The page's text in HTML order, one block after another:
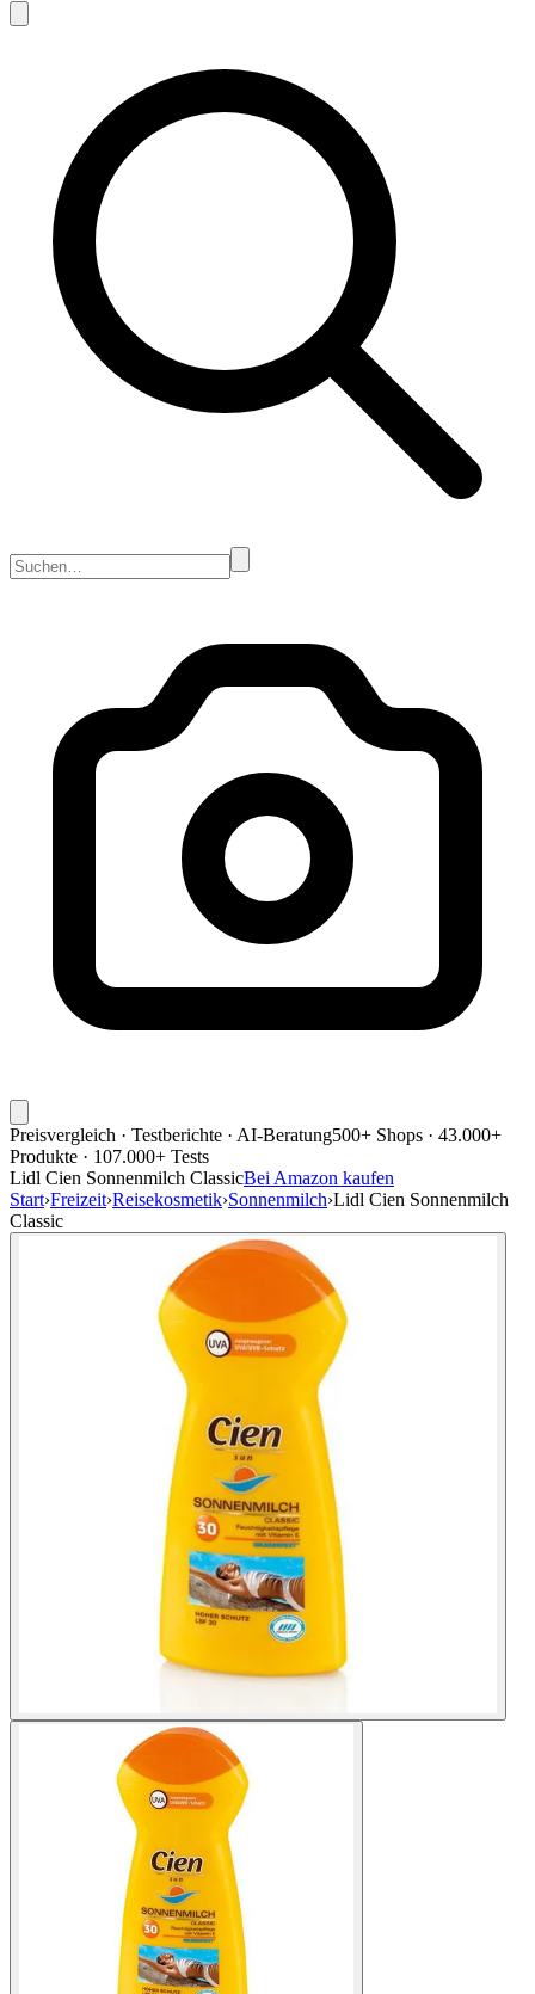
Preisvergleich · Testberichte · AI-Beratung500+ Shops · 43.000+
Produkte · 107.000+ Tests
Lidl Cien Sonnenmilch ClassicBei Amazon kaufen
Start›Freizeit›Reisekosmetik›Sonnenmilch›Lidl Cien Sonnenmilch
Classic